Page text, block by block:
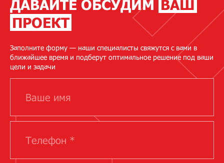
ДАВАЙТЕ ОБСУДИМ ВАШ
ПРОЕКТ
Заполните форму — наши специалисты свяжутся с вами в
ближайшее время и подберут оптимальное решение под ваши
цели и задачи